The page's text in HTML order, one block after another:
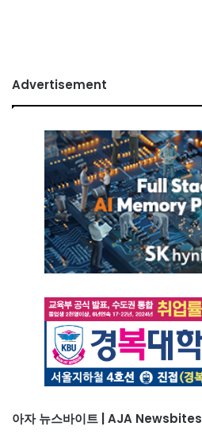
Advertisement
아자 뉴스바이트 | AJA Newsbites